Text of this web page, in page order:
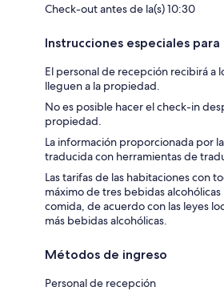
Check-out antes de la(s) 10:30
Instrucciones especiales
El personal de recepción recibirá a
lleguen a la propiedad.
No es posible hacer el check-in
propiedad.
La información proporcionada por
traducida con herramientas de
Las tarifas de las habitaciones con
máximo de tres bebidas
comida, de acuerdo con las leyes
más bebidas alcohólicas.
Métodos de ingreso
Personal de recepción